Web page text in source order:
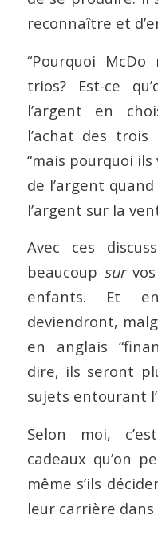
reconnaître et
“Pourquoi
trios? Est-ce
l’argent en
l’achat des trois
“mais pourquoi ils
de l’argent quand
l’argent sur la
Avec ces
beaucoup sur
enfants. Et
deviendront,
en anglais
dire, ils seront
sujets entourant
Selon moi,
cadeaux qu’on
même s’ils
leur carrière